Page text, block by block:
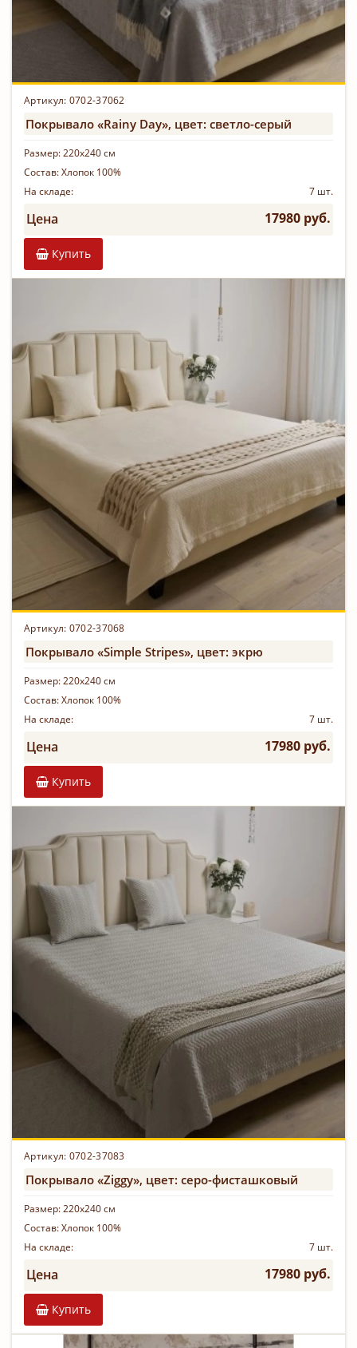
Артикул: 0702-37062
Покрывало «Rainy Day», цвет: светло-серый
Размер:220х240 см
Состав:Хлопок 100%
На складе:
7 шт.
Цена 17980 руб.
Купить
Артикул: 0702-37068
Покрывало «Simple Stripes», цвет: экрю
Размер:220х240 см
Состав:Хлопок 100%
На складе:
7 шт.
Цена 17980 руб.
Купить
Артикул: 0702-37083
Покрывало «Ziggy», цвет: серо-фисташковый
Размер:220х240 см
Состав:Хлопок 100%
На складе:
7 шт.
Цена 17980 руб.
Купить